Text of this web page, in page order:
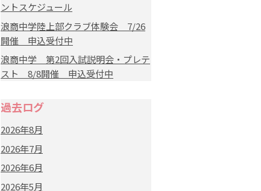
ントスケジュール
浪商中学陸上部クラブ体験会 7/26
開催 申込受付中
浪商中学 第2回入試説明会・プレテ
スト 8/8開催 申込受付中
過去ログ
2026年8月
2026年7月
2026年6月
2026年5月